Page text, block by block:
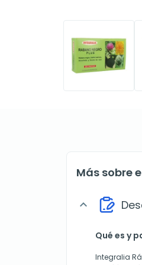
Más sobre
expand_more
Qué es y
Integralia